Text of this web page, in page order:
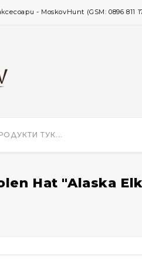
- MoskovHunt (GSM: 0896 811
Hat "Alaska